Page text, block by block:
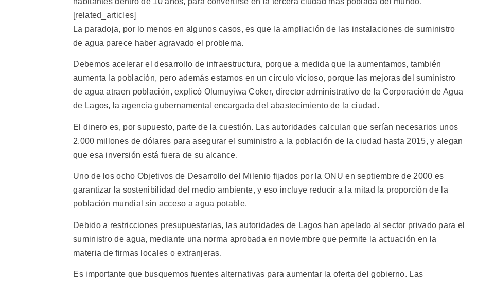
[related_articles]
La paradoja, por lo menos en algunos casos, es que la ampliación de las instalaciones de suministro
de agua parece haber agravado el problema.
Debemos acelerar el desarrollo de infraestructura, porque a medida que la aumentamos, también
aumenta la población, pero además estamos en un círculo vicioso, porque las mejoras del suministro
de agua atraen población, explicó Olumuyiwa Coker, director administrativo de la Corporación de Agua
de Lagos, la agencia gubernamental encargada del abastecimiento de la ciudad.
El dinero es, por supuesto, parte de la cuestión. Las autoridades calculan que serían necesarios unos
2.000 millones de dólares para asegurar el suministro a la población de la ciudad hasta 2015, y alegan
que esa inversión está fuera de su alcance.
Uno de los ocho Objetivos de Desarrollo del Milenio fijados por la ONU en septiembre de 2000 es
garantizar la sostenibilidad del medio ambiente, y eso incluye reducir a la mitad la proporción de la
población mundial sin acceso a agua potable.
Debido a restricciones presupuestarias, las autoridades de Lagos han apelado al sector privado para el
suministro de agua, mediante una norma aprobada en noviembre que permite la actuación en la
materia de firmas locales o extranjeras.
Es importante que busquemos fuentes alternativas para aumentar la oferta del gobierno. Las